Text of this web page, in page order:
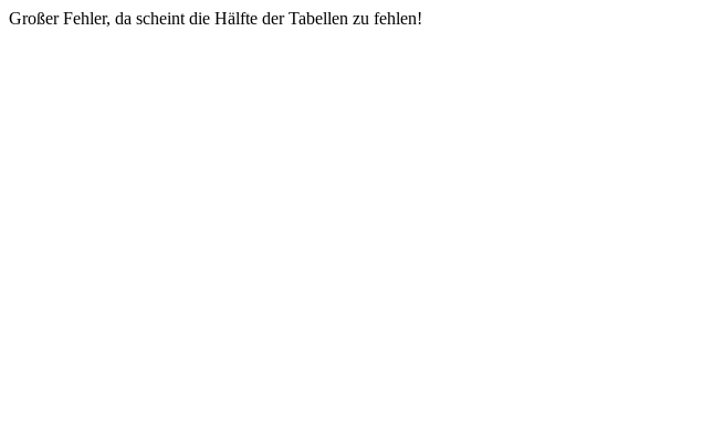
Großer Fehler, da scheint die Hälfte der Tabellen zu fehlen!